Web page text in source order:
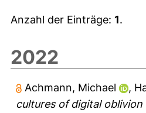
Anzahl der Einträge: 1.
2022
Achmann, Michael ,
cultures of digital